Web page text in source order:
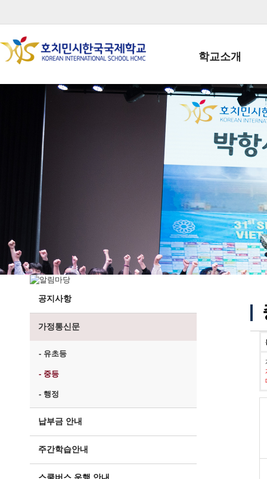
학교소개
학교장인사말
학생회장인사말
학교상징
학교 CI
교직원현황
학생현황
위치/전화
전경사진
공지사항
가정통신문
- 유초등
- 중등
- 행정
납부금 안내
주간학습안내